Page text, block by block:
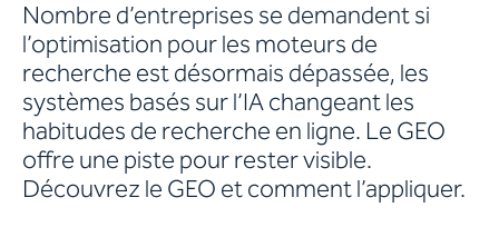
Nombre d’entreprises se demandent si
l’optimisation pour les moteurs de
recherche est désormais dépassée, les
systèmes basés sur l’IA changeant les
habitudes de recherche en ligne. Le GEO
offre une piste pour rester visible.
Découvrez le GEO et comment l’appliquer.